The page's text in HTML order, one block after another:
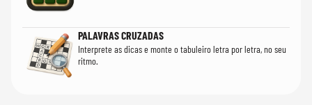
PALAVRAS CRUZADAS
Interprete as dicas e monte o tabuleiro letra por letra, no seu
ritmo.